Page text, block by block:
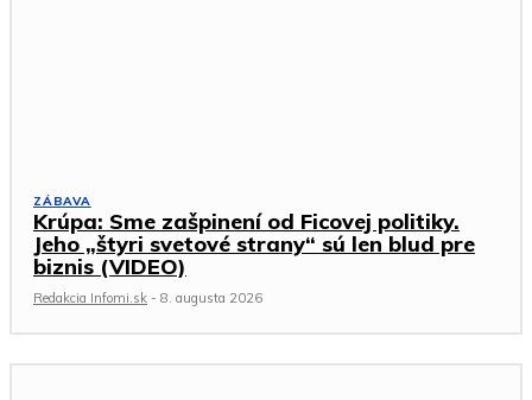
ZÁBAVA
Krúpa: Sme zašpinení od Ficovej politiky.
Jeho „štyri svetové strany“ sú len blud pre
biznis (VIDEO)
Redakcia Infomi.sk - 8. augusta 2026